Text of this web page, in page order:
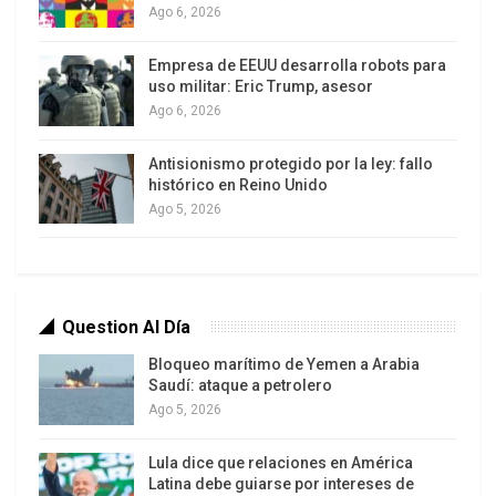
«Siempre se ha dicho que quien domine la
inteligencia artificial dominará el mundo», de
manera que «si tienes tecnología capaz de
detectar vulnerabilidades que otras no hacen, al
todos modos, insiste en que se trataría más de
lanzar un mensaje que de restringir realmente
este acceso.
Anthropic
Ago 6, 2026
Empresa de EEUU desarrolla robots para
uso militar: Eric Trump, asesor
Ago 6, 2026
Antisionismo protegido por la ley: fallo
histórico en Reino Unido
Ago 5, 2026
Question Al Día
Bloqueo marítimo de Yemen a Arabia
Saudí: ataque a petrolero
Ago 5, 2026
Lula dice que relaciones en América
Latina debe guiarse por intereses de